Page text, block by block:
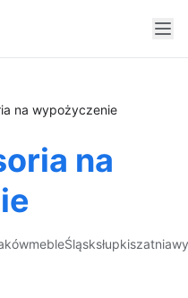
na wypożyczenie
na
mebleŚląsksłupkiszatnia